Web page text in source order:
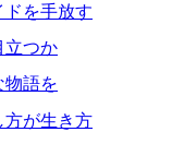
ドを手放す
立つか
物語を
方が生き方